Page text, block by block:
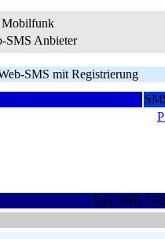
Mobilfunk
SMS Anbieter
SMS mit Registrierung
Free Web-